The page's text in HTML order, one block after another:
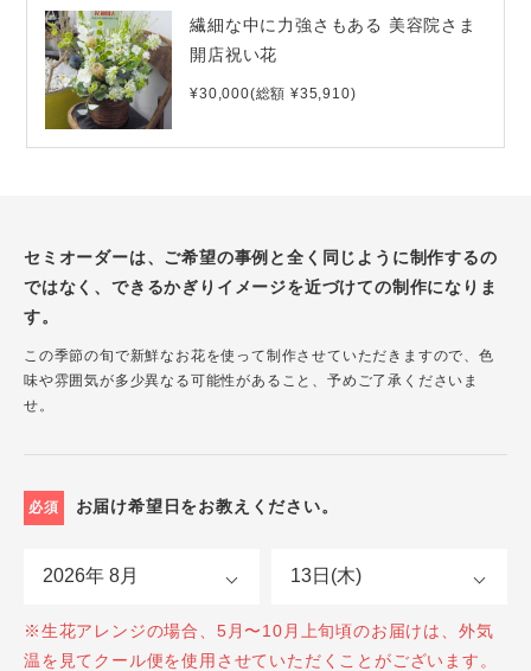
繊細な中に力強さもある 美容院さま
開店祝い花
¥30,000(総額 ¥35,910)
セミオーダーは、ご希望の事例と全く同じように制作するの
ではなく、できるかぎりイメージを近づけての制作になりま
す。
この季節の旬で新鮮なお花を使って制作させていただきますので、色
味や雰囲気が多少異なる可能性があること、予めご了承くださいま
せ。
必須 お届け希望日をお教えください。
※生花アレンジの場合、5月〜10月上旬頃のお届けは、外気
温を見てクール便を使用させていただくことがございます。